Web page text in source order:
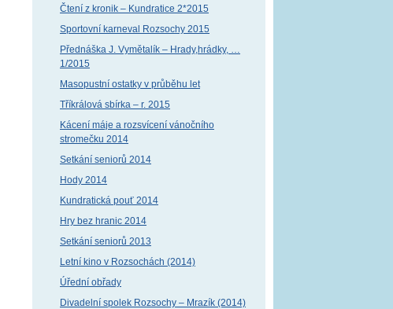
Čtení z kronik – Kundratice 2*2015
Sportovní karneval Rozsochy 2015
Přednáška J. Vymětalík – Hrady,hrádky, …
1/2015
Masopustní ostatky v průběhu let
Tříkrálová sbírka – r. 2015
Kácení máje a rozsvícení vánočního
stromečku 2014
Setkání seniorů 2014
Hody 2014
Kundratická pouť 2014
Hry bez hranic 2014
Setkání seniorů 2013
Letní kino v Rozsochách (2014)
Úřední obřady
Divadelní spolek Rozsochy – Mrazík (2014)